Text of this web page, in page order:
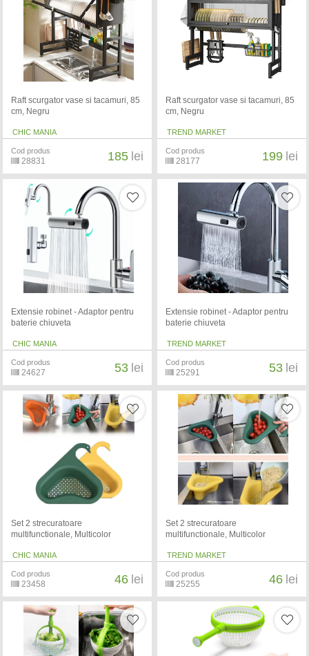
Raft scurgator vase si tacamuri, 85
cm, Negru
CHIC MANIA
Cod produs
28831 185 lei
Raft scurgator vase si tacamuri, 85
cm, Negru
TREND MARKET
Cod produs
28177 199 lei
Extensie robinet - Adaptor pentru
baterie chiuveta
CHIC MANIA
Cod produs
24627 53 lei
Extensie robinet - Adaptor pentru
baterie chiuveta
TREND MARKET
Cod produs
25291 53 lei
Set 2 strecuratoare
multifunctionale, Multicolor
CHIC MANIA
Cod produs
23458 46 lei
Set 2 strecuratoare
multifunctionale, Multicolor
TREND MARKET
Cod produs
25255 46 lei